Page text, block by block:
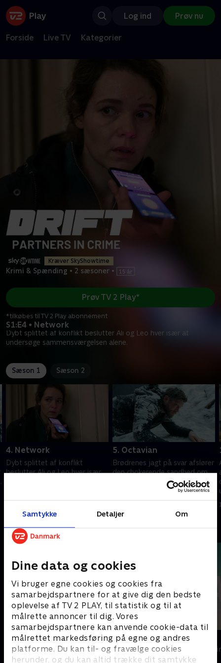
Samtykke Detaljer Om
Dine data og cookies
Vi bruger egne cookies og cookies fra
samarbejdspartnere for at give dig den bedste
oplevelse af TV 2 PLAY, til statistik og til at
målrette annoncer til dig. Vores
samarbejdspartnere kan anvende cookie-data til
målrettet markedsføring på egne og andres
platforme. Du kan til- og fravælge cookies
herunder, og du kan altid trække dit samtykke
Log ind Prøv nu
Forside Live TV Kategorier
Kræver SkyShowtime
Krimi & Spænding • 2 sæsoner •
S1:E4 • Network
Dybt splittet af konflikt beslutter Ali og Leo hver især at
undersøge sammensværgelsen alene.
Prøv TV 2 Play*
*tilkøbes til TV 2 Play abonnement
Sæson 1 Sæson 2
4. Network
Dybt splittet af konflikt
beslutter Ali og Leo hver især
5. Octavian
Brødrenes jagt på svar afslører
den chokerende sandhed om
den store sammensværgelse.
Andre så også
Top Dog
Krimi & Spænding • 1 sæsoner
The Au Pair
Krimi &